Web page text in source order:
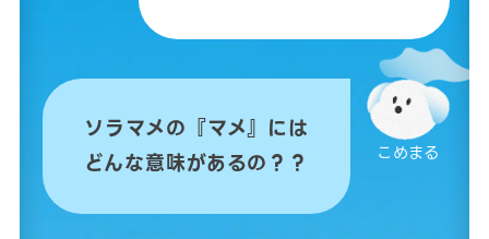
こめまる
ソラマメの『マメ』には
どんな意味があるの？？